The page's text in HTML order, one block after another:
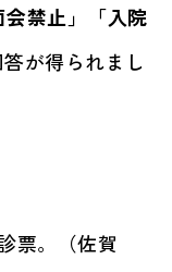
禁止」「入院
が得られまし
票。（佐賀